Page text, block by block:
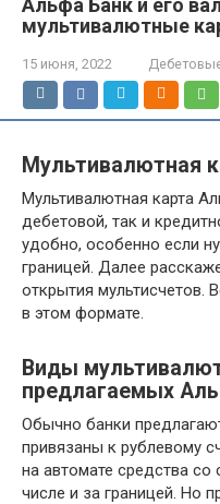
Альфа Банк и его
мультивалютные
15 июня, 2022
Мультивалютная
Мультивалютная карта
дебетовой, так и
удобно, особенно если
границей. Далее
открытия мультисчетов.
в этом формате.
Виды
предлагаемых
Обычно банки
привязаны к рублевому
на автомате средства
числе и за границей. Но